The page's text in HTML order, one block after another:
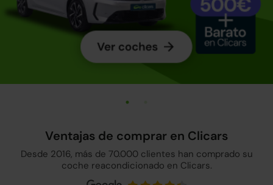
Ventajas de comprar en Clicars
Desde 2016, más de 70.000 clientes han comprado su
coche reacondicionado en Clicars.